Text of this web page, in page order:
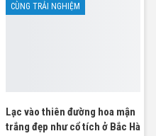
CÙNG TRẢI NGHIỆM
Lạc vào thiên đường hoa mận
trắng đẹp như cổ tích ở Bắc Hà